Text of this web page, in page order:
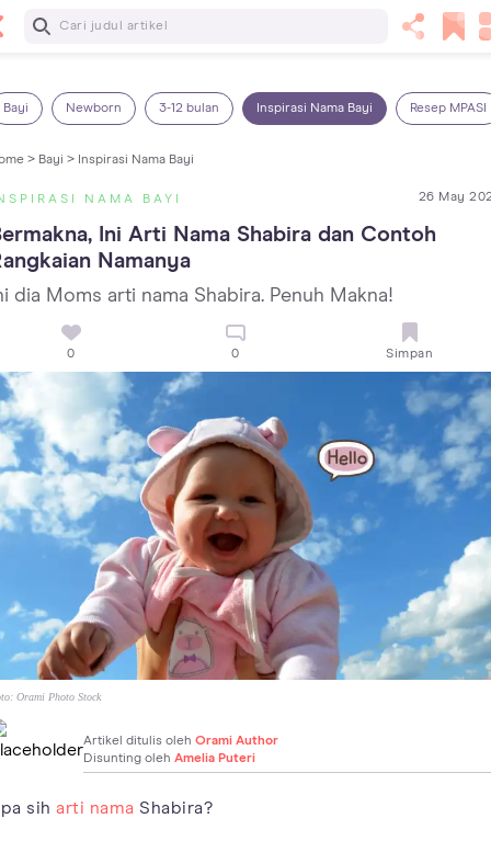
Baca Selanjutnya
Bayi Newborn 3-12 bulan Inspirasi Nama Bayi Resep MPASI
> Bayi > Inspirasi Nama Bayi
NAMA BAYI 26 May
Ini Arti Nama Shabira dan Contoh
Namanya
dia Moms arti nama Shabira. Penuh Makna!
0 0 Simpan
Orami Photo Stock
Artikel ditulis oleh Orami Author
Disunting oleh Amelia Puteri
sih arti nama Shabira?